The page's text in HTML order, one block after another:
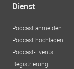
Dienst
Podcast anmelden
Podcast hochladen
Podcast-Events
Registrierung